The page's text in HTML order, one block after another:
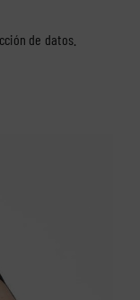
de datos